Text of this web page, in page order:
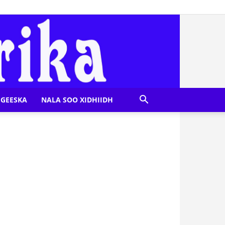
NALA SOO XIDHIIDH